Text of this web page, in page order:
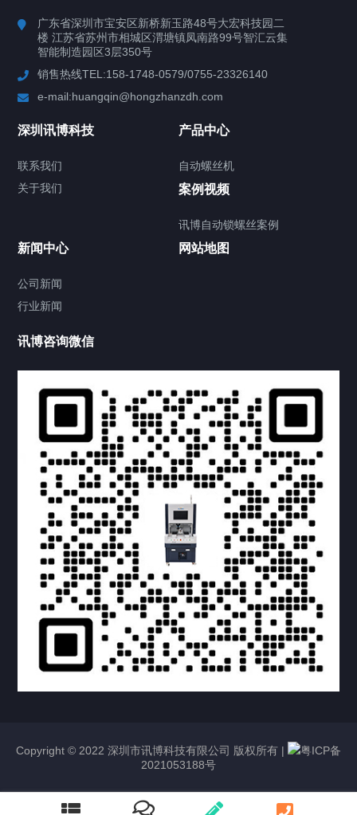
行业案例
联系我们
关于我们
提交您的需求，获取产品资料与报价
广东省深圳市宝安区新桥新玉路48号大宏科技园二
楼 江苏省苏州市相城区渭塘镇凤南路99号智汇云集
智能制造园区3层350号
销售热线TEL:158-1748-0579/0755-23326140
e-mail:huangqin@hongzhanzdh.com
深圳讯博科技
联系我们
关于我们
产品中心
自动螺丝机
案例视频
讯博自动锁螺丝案例
新闻中心
公司新闻
行业新闻
网站地图
讯博咨询微信
Copyright © 2022 深圳市讯博科技有限公司 版权所有 |
粤ICP备
2021053188号